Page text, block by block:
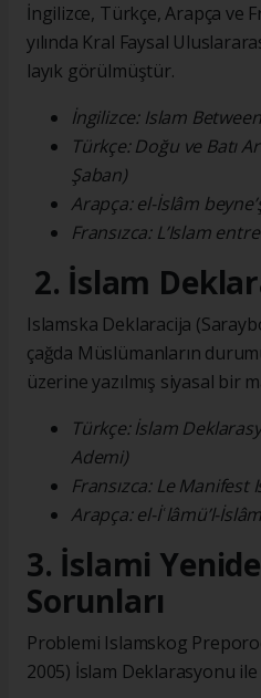
İngilizce, Türkçe, Arapça ve
yılında Kral Faysal
layık görülmüştür.
İngilizce: Islam
Türkçe: Doğu ve Batı
Şaban)
Arapça: el-İslâm
Fransızca: L’Islam
2. İslam
Islamska Deklaracija
çağda Müslümanların
üzerine yazılmış siyasal bir
Türkçe: İslam
Ademi)
Fransızca: Le Manifest
Arapça: el-İʿlâmü’l-
3. İslami
Sorunları
Problemi Islamskog
2005) İslam Deklarasyonu ile